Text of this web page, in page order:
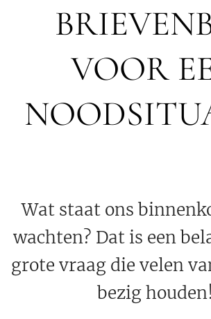
VOOR
Wat staat ons
wachten? Dat is een
grote vraag die velen
bezig houden!